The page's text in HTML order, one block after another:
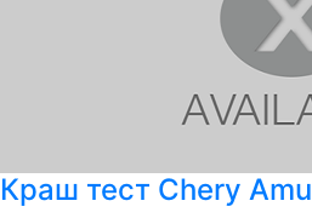
Краш тест Chery